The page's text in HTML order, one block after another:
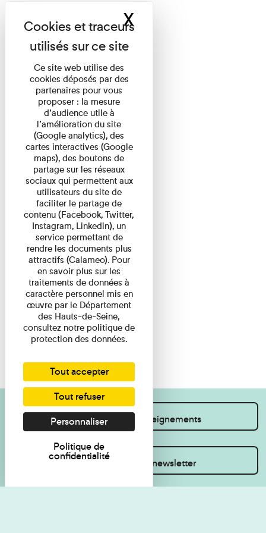
Je souhaite des renseignements
Inscrivez-vous à la newsletter
Ce site web utilise des
cookies déposés par des
partenaires pour vous
proposer : la mesure
d’audience utile à
l’amélioration du site
(Google analytics), des
cartes interactives (Google
maps), des boutons de
partage sur les réseaux
sociaux qui permettent aux
utilisateurs du site de
faciliter le partage de
contenu (Facebook, Twitter,
Instagram, Linkedin), un
service permettant de
rendre les documents plus
attractifs (Calameo). Pour
en savoir plus sur les
traitements de données à
caractère personnel mis en
œuvre par le Département
des Hauts-de-Seine,
consultez notre politique de
protection des données.
Tout accepter
Tout refuser
Personnaliser
Politique de
confidentialité
XMasquer le